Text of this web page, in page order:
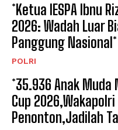
*Ketua IESPA Ibnu
2026: Wadah Luar
Panggung Nasional*
POLRI
*35.936 Anak
Cup
Penonton,Jadilah